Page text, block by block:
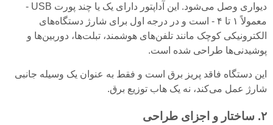
دیواری وصل می‌شود. این آداپتور دارای یک یا چند پورت USB -
معمولاً ۱ تا ۴ - است و در درجه اول برای شارژ دستگاه‌های
الکترونیکی کوچک مانند تلفن‌های هوشمند، تبلت‌ها، دوربین‌ها و
پوشیدنی‌ها طراحی شده است.
این دستگاه فاقد پریز برق است و فقط به عنوان یک وسیله جانبی
شارژ عمل می‌کند، نه یک هاب توزیع برق.